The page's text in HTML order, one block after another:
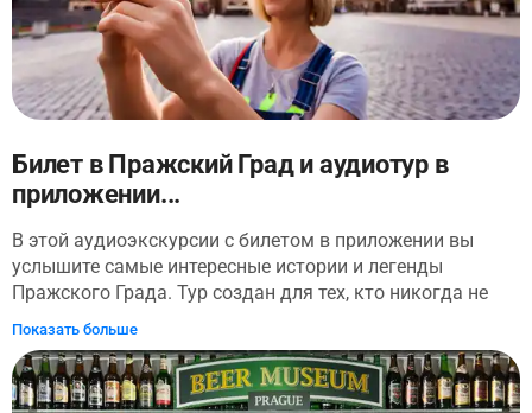
Билет в Пражский Град и аудиотур в
приложении...
В этой аудиоэкскурсии с билетом в приложении вы
услышите самые интересные истории и легенды
Пражского Града. Тур создан для тех, кто никогда не
был в Праге, и для тех, кто там бывал, но хотел бы
лучше узнать город и его жемчужину. Включенный в
список ЮНЕСКО, этот самый большой замковый
комплекс в мире уже в IX веке был резиденцией
Показать больше